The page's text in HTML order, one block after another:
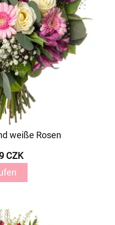
weiße Rosen
CZK